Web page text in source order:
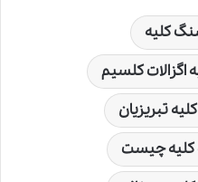
کلیه
اگزالات کلسیم
تبریزیان
چیست